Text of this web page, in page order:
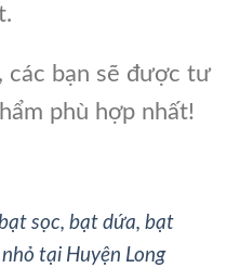
các bạn sẽ được tư
phù hợp nhất!
sọc, bạt dứa, bạt
tại Huyện Long